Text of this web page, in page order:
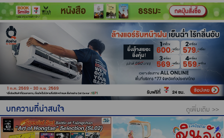
บทความที่น่าสนใจ ดูเพิ่มเติม >>